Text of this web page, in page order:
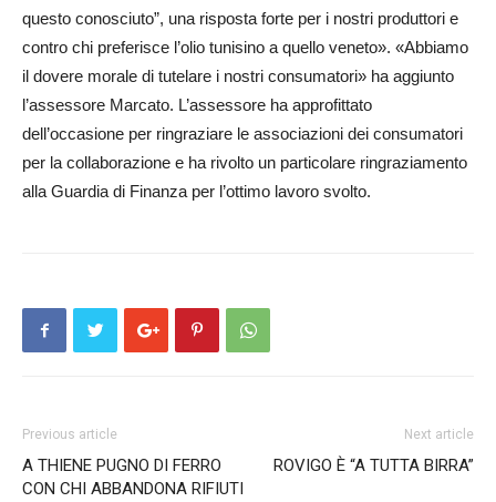
questo conosciuto”, una risposta forte per i nostri produttori e
contro chi preferisce l’olio tunisino a quello veneto». «Abbiamo
il dovere morale di tutelare i nostri consumatori» ha aggiunto
l’assessore Marcato. L’assessore ha approfittato
dell’occasione per ringraziare le associazioni dei consumatori
per la collaborazione e ha rivolto un particolare ringraziamento
alla Guardia di Finanza per l’ottimo lavoro svolto.
Previous article
A THIENE PUGNO DI FERRO
CON CHI ABBANDONA RIFIUTI
Next article
ROVIGO È “A TUTTA BIRRA”